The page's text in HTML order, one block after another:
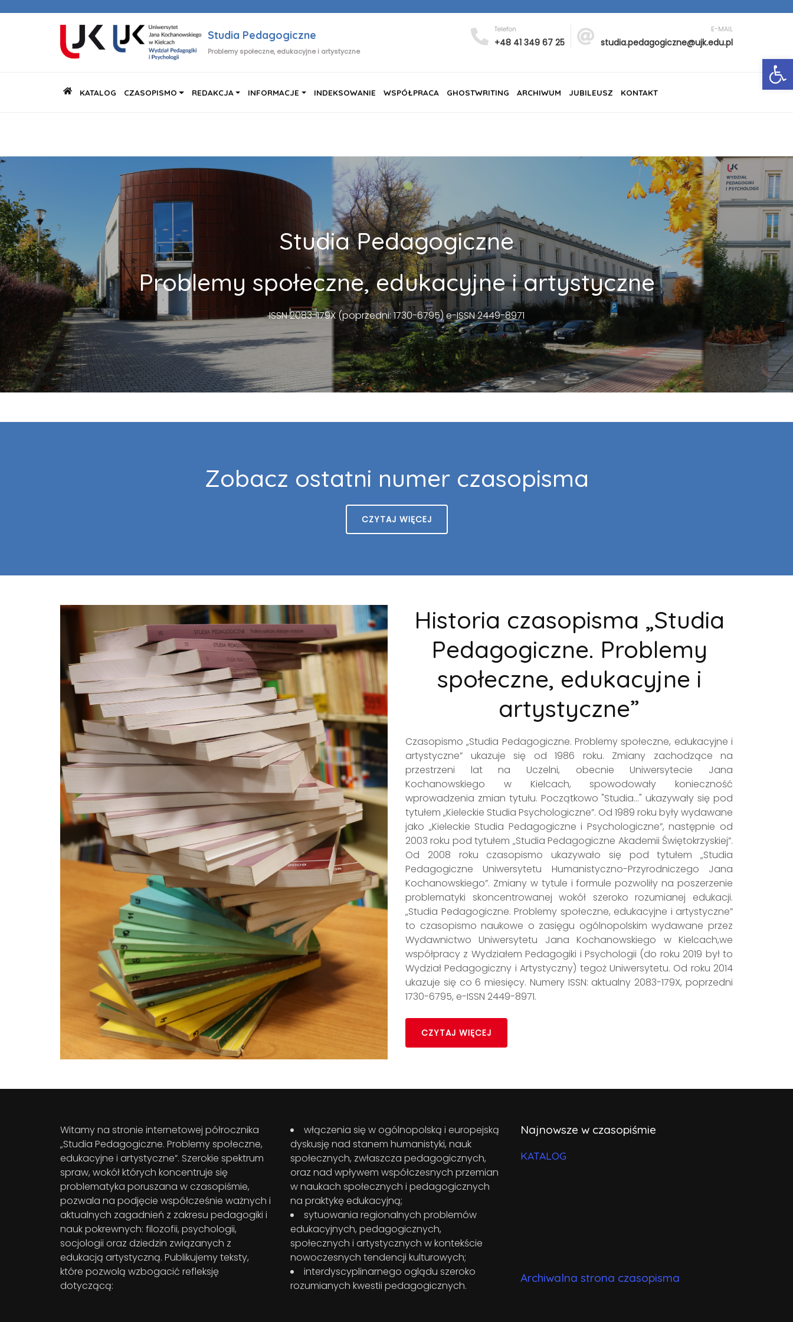
Studia Pedagogiczne
Problemy społeczne, edukacyjne i artystyczne
Telefon
+48 41 349 67 25
E-MAIL
studia.pedagogiczne@ujk.edu.pl
KATALOG CZASOPISMO REDAKCJA INFORMACJE INDEKSOWANIE WSPÓŁPRACA GHOSTWRITING ARCHIWUM JUBILEUSZ KONTAKT
Studia Pedagogiczne
Problemy społeczne, edukacyjne i artystyczne
ISSN 2083-179X (poprzedni: 1730-6795) e-ISSN 2449-8971
Zobacz ostatni numer czasopisma
CZYTAJ WIĘCEJ
Historia czasopisma „Studia
Pedagogiczne. Problemy
społeczne, edukacyjne i
artystyczne”
Czasopismo „Studia Pedagogiczne. Problemy społeczne, edukacyjne i
artystyczne” ukazuje się od 1986 roku. Zmiany zachodzące na
przestrzeni lat na Uczelni, obecnie Uniwersytecie Jana
Kochanowskiego w Kielcach, spowodowały konieczność
wprowadzenia zmian tytułu. Początkowo "Studia..." ukazywały się pod
tytułem „Kieleckie Studia Psychologiczne”. Od 1989 roku były wydawane
jako „Kieleckie Studia Pedagogiczne i Psychologiczne”, następnie od
2003 roku pod tytułem „Studia Pedagogiczne Akademii Świętokrzyskiej”.
Od 2008 roku czasopismo ukazywało się pod tytułem „Studia
Pedagogiczne Uniwersytetu Humanistyczno-Przyrodniczego Jana
Kochanowskiego”. Zmiany w tytule i formule pozwoliły na poszerzenie
problematyki skoncentrowanej wokół szeroko rozumianej edukacji.
„Studia Pedagogiczne. Problemy społeczne, edukacyjne i artystyczne”
to czasopismo naukowe o zasięgu ogólnopolskim wydawane przez
Wydawnictwo Uniwersytetu Jana Kochanowskiego w Kielcach,we
współpracy z Wydziałem Pedagogiki i Psychologii (do roku 2019 był to
Wydział Pedagogiczny i Artystyczny) tegoż Uniwersytetu. Od roku 2014
ukazuje się co 6 miesięcy. Numery ISSN: aktualny 2083-179X, poprzedni
1730-6795, e-ISSN 2449-8971.
CZYTAJ WIĘCEJ
Witamy na stronie internetowej półrocznika
„Studia Pedagogiczne. Problemy społeczne,
edukacyjne i artystyczne”. Szerokie spektrum
spraw, wokół których koncentruje się
problematyka poruszana w czasopiśmie,
pozwala na podjęcie współcześnie ważnych i
aktualnych zagadnień z zakresu pedagogiki i
nauk pokrewnych: filozofii, psychologii,
socjologii oraz dziedzin związanych z
edukacją artystyczną. Publikujemy teksty,
które pozwolą wzbogacić refleksję
dotyczącą:
włączenia się w ogólnopolską i europejską
dyskusję nad stanem humanistyki, nauk
społecznych, zwłaszcza pedagogicznych,
oraz nad wpływem współczesnych przemian
w naukach społecznych i pedagogicznych
na praktykę edukacyjną;
sytuowania regionalnych problemów
edukacyjnych, pedagogicznych,
społecznych i artystycznych w kontekście
nowoczesnych tendencji kulturowych;
interdyscyplinarnego oglądu szeroko
rozumianych kwestii pedagogicznych.
Najnowsze w czasopiśmie
KATALOG
Archiwalna strona czasopisma